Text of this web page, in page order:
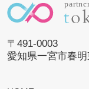
〒491-0003
愛知県一宮市春